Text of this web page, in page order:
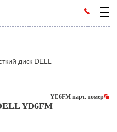
YD6FM парт. номер
YD6FM